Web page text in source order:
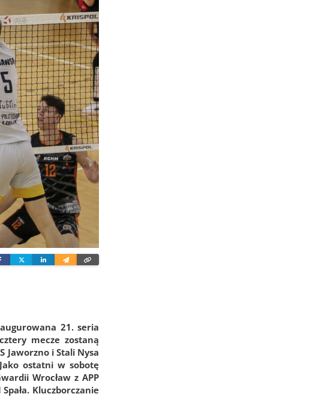
FacebookTwitterLinkedinWyślij
e-
link
21. seria
mecze zostaną
Jaworzno i Stali Nysa
ostatni w sobotę
Wrocław z APP
Kluczborczanie